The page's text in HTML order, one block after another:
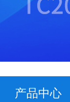
产品中心